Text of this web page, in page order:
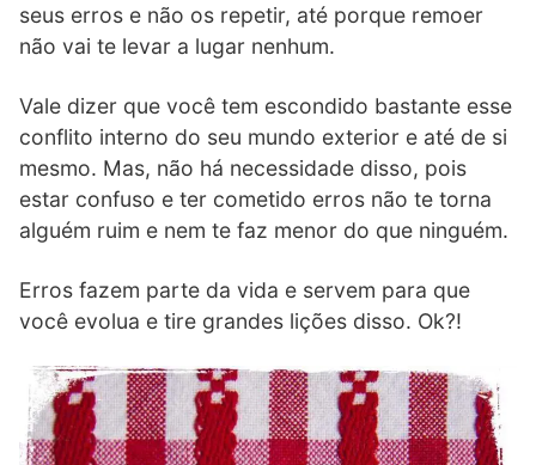
seus erros e não os repetir, até porque remoer
não vai te levar a lugar nenhum.
Vale dizer que você tem escondido bastante esse
conflito interno do seu mundo exterior e até de si
mesmo. Mas, não há necessidade disso, pois
estar confuso e ter cometido erros não te torna
alguém ruim e nem te faz menor do que ninguém.
Erros fazem parte da vida e servem para que
você evolua e tire grandes lições disso. Ok?!